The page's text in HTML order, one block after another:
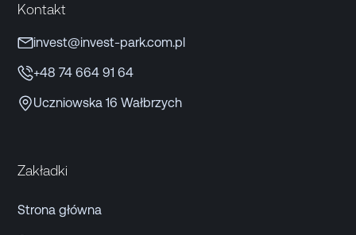
Kontakt
invest@invest-park.com.pl
+48 74 664 91 64
Uczniowska 16 Wałbrzych
Zakładki
Strona główna